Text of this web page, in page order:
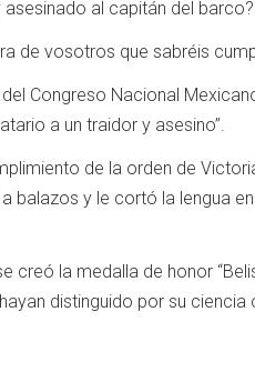
al capitán del barco?
de vosotros que sabréis
Congreso Nacional
a un traidor y asesino”.
de la orden de
balazos y le cortó la lengua
creó la medalla de honor
distinguido por su